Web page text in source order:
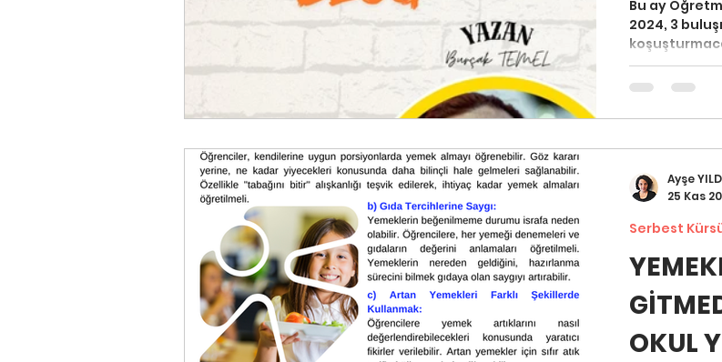
Bu ay
2024, 3
OKUL
Serbest
Ayşe
25 Kas